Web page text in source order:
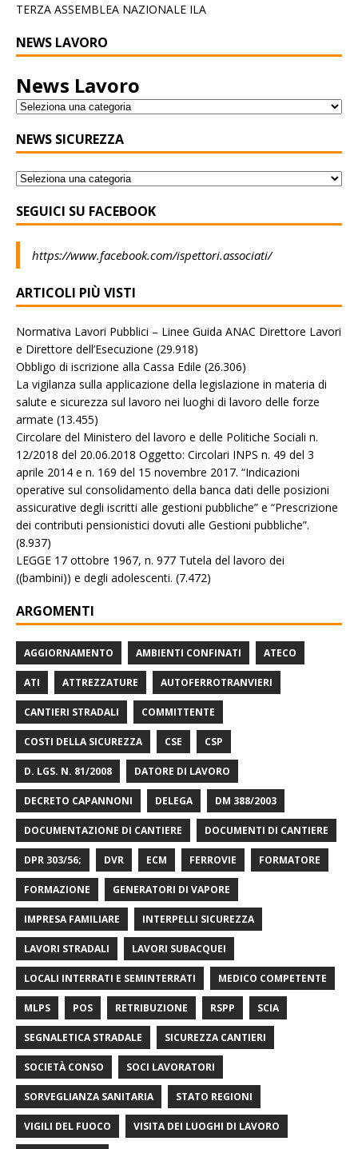
TERZA ASSEMBLEA NAZIONALE ILA
NEWS LAVORO
News Lavoro
NEWS SICUREZZA
SEGUICI SU FACEBOOK
https://www.facebook.com/ispettori.associati/
ARTICOLI PIÙ VISTI
Normativa Lavori Pubblici – Linee Guida ANAC Direttore Lavori
e Direttore dell’Esecuzione (29.918)
Obbligo di iscrizione alla Cassa Edile (26.306)
La vigilanza sulla applicazione della legislazione in materia di
salute e sicurezza sul lavoro nei luoghi di lavoro delle forze
armate (13.455)
Circolare del Ministero del lavoro e delle Politiche Sociali n.
12/2018 del 20.06.2018 Oggetto: Circolari INPS n. 49 del 3
aprile 2014 e n. 169 del 15 novembre 2017. “Indicazioni
operative sul consolidamento della banca dati delle posizioni
assicurative degli iscritti alle gestioni pubbliche” e “Prescrizione
dei contributi pensionistici dovuti alle Gestioni pubbliche”.
(8.937)
LEGGE 17 ottobre 1967, n. 977 Tutela del lavoro dei
((bambini)) e degli adolescenti. (7.472)
ARGOMENTI
AGGIORNAMENTO AMBIENTI CONFINATI ATECO
ATI ATTREZZATURE AUTOFERROTRANVIERI
CANTIERI STRADALI COMMITTENTE
COSTI DELLA SICUREZZA CSE CSP
D. LGS. N. 81/2008 DATORE DI LAVORO
DECRETO CAPANNONI DELEGA DM 388/2003
DOCUMENTAZIONE DI CANTIERE DOCUMENTI DI CANTIERE
DPR 303/56; DVR ECM FERROVIE FORMATORE
FORMAZIONE GENERATORI DI VAPORE
IMPRESA FAMILIARE INTERPELLI SICUREZZA
LAVORI STRADALI LAVORI SUBACQUEI
LOCALI INTERRATI E SEMINTERRATI MEDICO COMPETENTE
MLPS POS RETRIBUZIONE RSPP SCIA
SEGNALETICA STRADALE SICUREZZA CANTIERI
SOCIETÀ CONSO SOCI LAVORATORI
SORVEGLIANZA SANITARIA STATO REGIONI
VIGILI DEL FUOCO VISITA DEI LUOGHI DI LAVORO